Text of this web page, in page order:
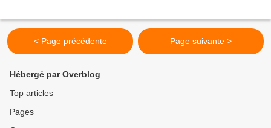
< Page précédente Page suivante >
Hébergé par Overblog
Top articles
Pages